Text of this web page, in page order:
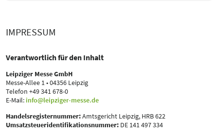
IMPRESSUM
Verantwortlich für den Inhalt
Leipziger Messe GmbH
Messe-Allee 1 • 04356 Leipzig
Telefon +49 341 678-0
E-Mail: info@leipziger-messe.de
Handelsregisternummer:Amtsgericht Leipzig, HRB 622
Umsatzsteueridentifikationsnummer: DE 141 497 334